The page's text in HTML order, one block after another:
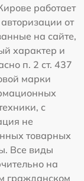
работает
от
на сайте,
характер и
п. 2 ст. 437
марки
с
не
товарных
Все виды
на
гражданском